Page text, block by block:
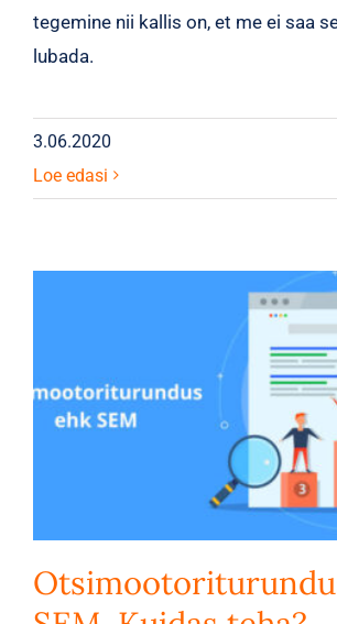
tegemine nii kallis on, et me ei saa
lubada.
3.06.2020
Loe edasi